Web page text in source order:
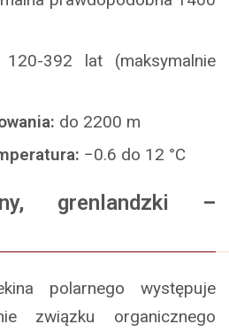
120-392 lat (maksymalnie
do 2200 m
−0.6 do 12 °C
grenlandzki –
polarnego występuje
związku organicznego